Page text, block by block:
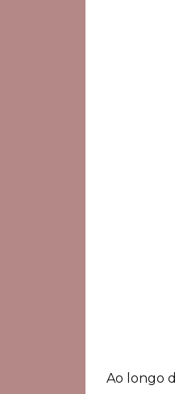
Ao longo